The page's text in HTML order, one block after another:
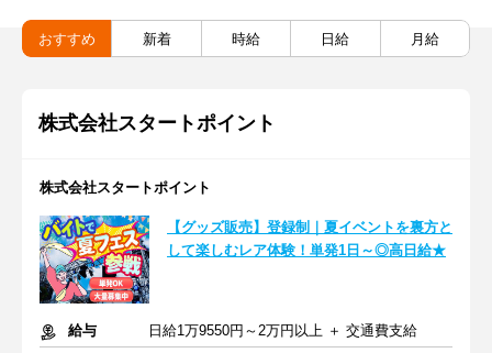
おすすめ 新着 時給 日給 月給
株式会社スタートポイント
株式会社スタートポイント
【グッズ販売】登録制｜夏イベントを裏方と
して楽しむレア体験！単発1日～◎高日給★
給与
日給1万9550円～2万円以上 ＋ 交通費支給